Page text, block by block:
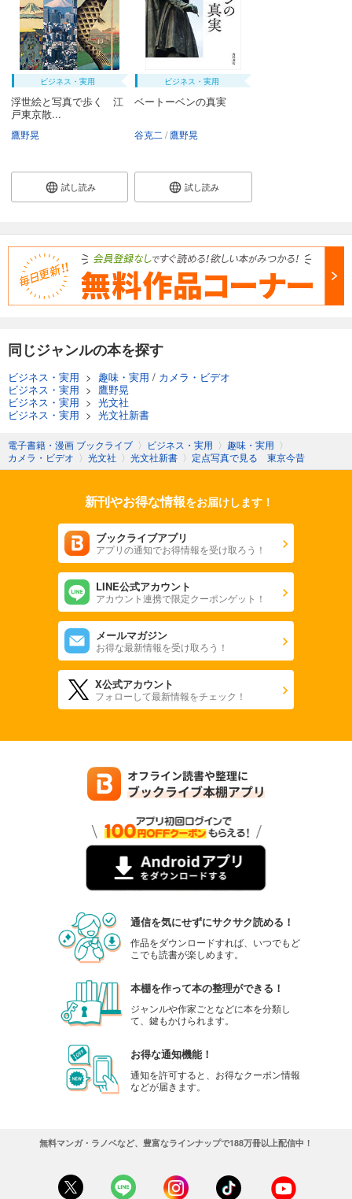
ビジネス・実用
浮世絵と写真で歩く 江
戸東京散...
鷹野晃
試し読み
ビジネス・実用
ベートーベンの真実
谷克二 鷹野晃
試し読み
同じジャンルの本を探す
ビジネス・実用 > 趣味・実用 / カメラ・ビデオ
ビジネス・実用 > 鷹野晃
ビジネス・実用 > 光文社
ビジネス・実用 > 光文社新書
電子書籍・漫画 ブックライブ 〉 ビジネス・実用 〉 趣味・実用 〉
カメラ・ビデオ 〉 光文社 〉 光文社新書 〉 定点写真で見る 東京今昔
新刊やお得な情報をお届けします！
ブックライブアプリ
アプリの通知でお得情報を受け取ろう！
LINE公式アカウント
アカウント連携で限定クーポンゲット！
メールマガジン
お得な最新情報を受け取ろう！
X公式アカウント
フォローして最新情報をチェック！
通信を気にせずにサクサク読める！
作品をダウンロードすれば、いつでもど
こでも読書が楽しめます。
本棚を作って本の整理ができる！
ジャンルや作家ごとなどに本を分類し
て、鍵もかけられます。
お得な通知機能！
通知を許可すると、お得なクーポン情報
などが届きます。
無料マンガ・ラノベなど、豊富なラインナップで188万冊以上配信中！